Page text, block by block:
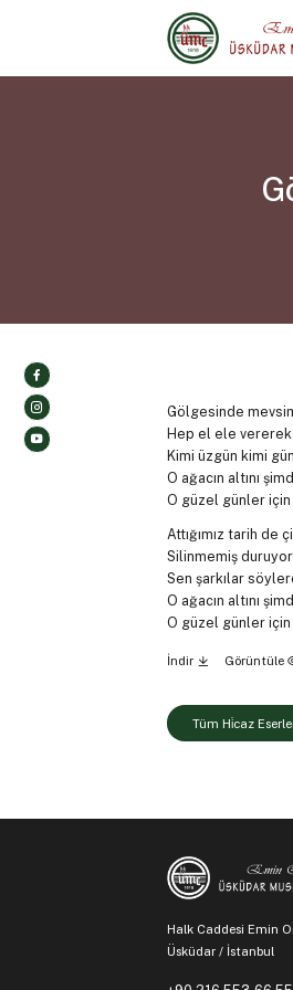
Gölgesinde
Hep el ele
Kimi üzgün kimi
O ağacın altını
O güzel günler için
Attığımız tarih de
Silinmemiş
Sen şarkılar
O ağacın altını
O güzel günler için
İndir Görüntüle
Tüm Hi̇caz
Halk Caddesi Emin
Üsküdar / İstanbul